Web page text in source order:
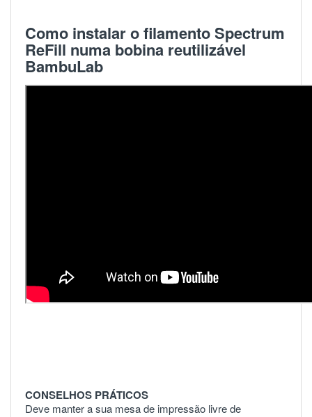
Como instalar o filamento Spectrum
ReFill numa bobina reutilizável
BambuLab
CONSELHOS PRÁTICOS
Deve manter a sua mesa de impressão livre de